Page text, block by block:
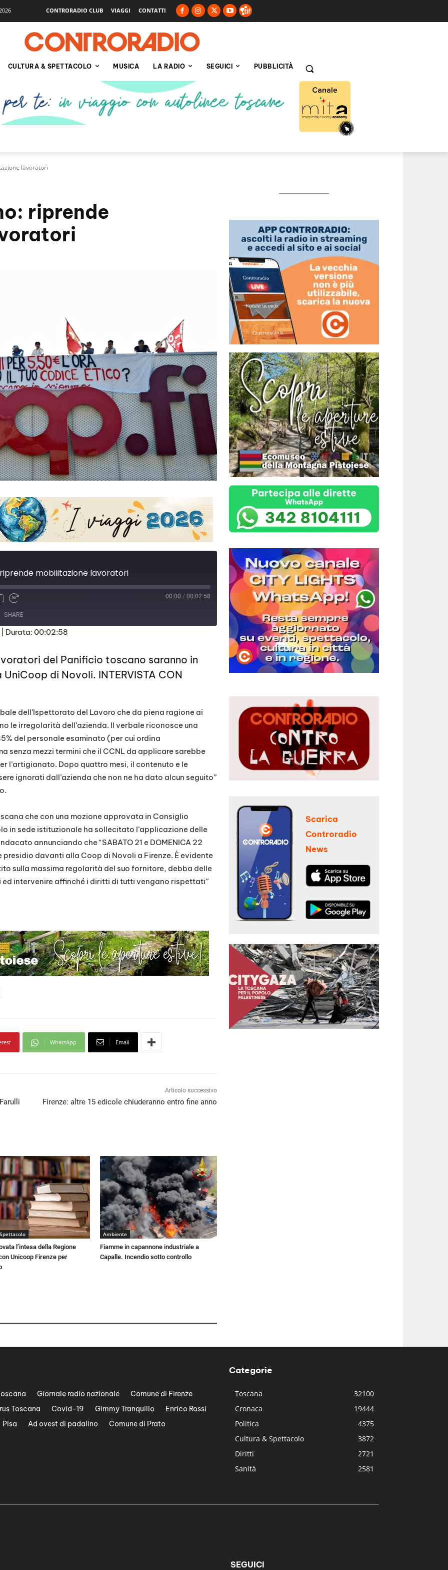
CONTRORADIO CLUB VIAGGI CONTATTI
CULTURA & SPETTACOLO MUSICA LA RADIO SEGUICI PUBBLICITÀ
lavoratori
riprende
mobilitazione lavoratori
00:00 / 00:02:58
SHARE
Durata: 00:02:58
del Panificio toscano saranno in
di Novoli. INTERVISTA CON
dell’Ispettorato del Lavoro che da piena ragione ai
le irregolarità dell’azienda. Il verbale riconosce una
del personale esaminato (per cui ordina
senza mezzi termini che il CCNL da applicare sarebbe
l’artigianato. Dopo quattro mesi, il contenuto e le
ignorati dall’azienda che non ne ha dato alcun seguito”
che con una mozione approvata in Consiglio
in sede istituzionale ha sollecitato l’applicazione delle
annunciando che “SABATO 21 e DOMENICA 22
davanti alla Coop di Novoli a Firenze. È evidente
sulla massima regolarità del suo fornitore, debba delle
intervenire affinché i diritti di tutti vengano rispettati”
WhatsApp Email
Articolo successivo
Firenze: altre 15 edicole chiuderanno entro fine anno
l’intesa della Regione
Unicoop Firenze per
Ambiente
Fiamme in capannone industriale a
Capalle. Incendio sotto controllo
Scarica
Controradio
News
Giornale radio nazionale
Comune di Firenze
Toscana Covid-19 Gimmy Tranquillo
Enrico Rossi
Pisa Ad ovest di padalino
Comune di Prato
Categorie
Toscana
32100
Cronaca
19444
Politica
4375
Cultura & Spettacolo
3872
Diritti
2721
Sanità
2581
SEGUICI